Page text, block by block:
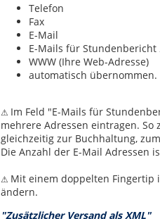
Telefon
Fax
E-Mail
E-Mails für Stundenbericht
WWW (Ihre Web-Adresse)
automatisch übernommen.
⚠ Im Feld "E-Mails für
mehrere Adressen eintragen. So
gleichzeitig zur Buchhaltung,
Die Anzahl der E-Mail Adressen
⚠ Mit einem doppelten Fingertip
ändern.
"Zusätzlicher Versand als XML"